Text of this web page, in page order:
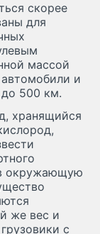
скорее
для
массой
и
500 км.
хранящийся
окружающую
же вес и
с